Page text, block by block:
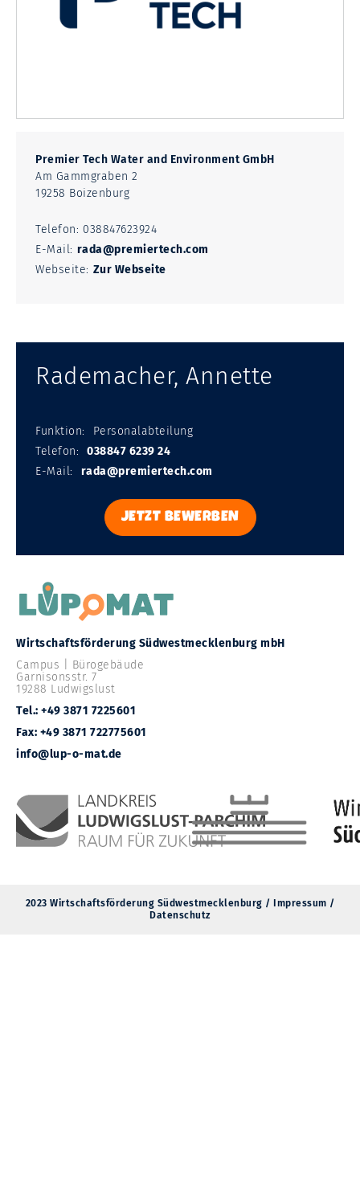
Premier Tech Water and Environment GmbH
Am Gammgraben 2
19258 Boizenburg
Telefon: 038847623924
E-Mail: rada@premiertech.com
Webseite: Zur Webseite
Rademacher, Annette
Funktion:
Personalabteilung
Telefon:
038847 6239 24
E-Mail:
rada@premiertech.com
JETZT BEWERBEN
Wirtschaftsförderung Südwestmecklenburg mbH
Campus | Bürogebäude
Garnisonsstr. 7
19288 Ludwigslust
Tel.: +49 3871 7225601
Fax: +49 3871 722775601
info@lup-o-mat.de
2023 Wirtschaftsförderung Südwestmecklenburg / Impressum /
Datenschutz